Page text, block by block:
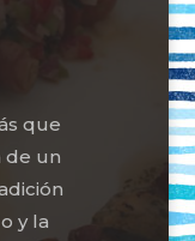
que
de un
y la